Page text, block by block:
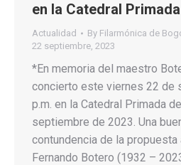
en la Catedral Primada
Actualidad By Filarmónica de
22 septiembre, 2023
*En memoria del maestro
concierto este viernes 22 de
p.m. en la Catedral Primada
septiembre de 2023. Una
contundencia de la
Fernando Botero (1932 –